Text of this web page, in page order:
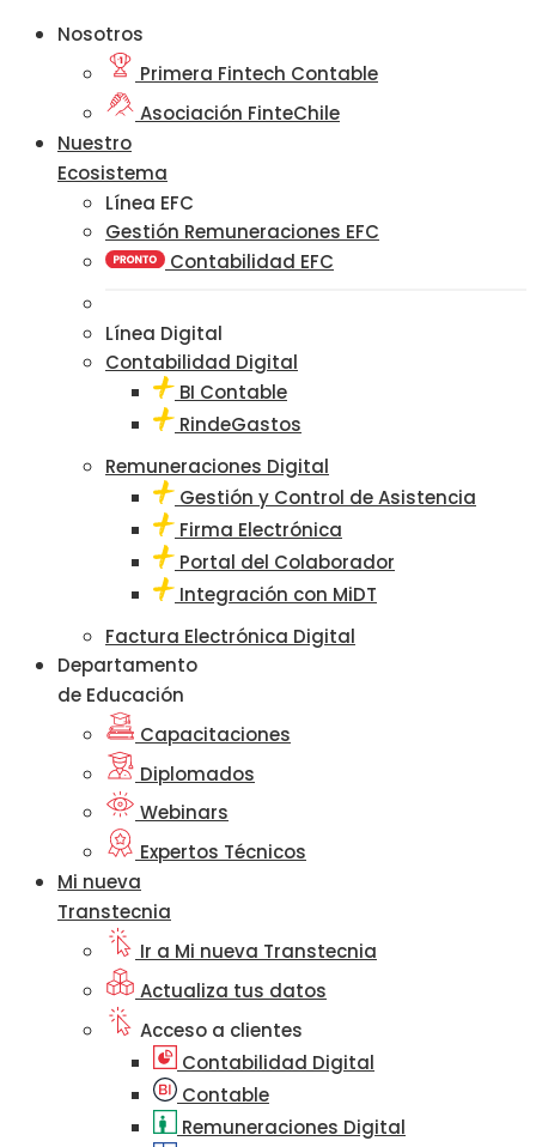
Nosotros
Primera Fintech Contable
Asociación FinteChile
Nuestro
Ecosistema
Línea EFC
Gestión Remuneraciones EFC
Contabilidad EFC
Línea Digital
Contabilidad Digital
BI Contable
RindeGastos
Remuneraciones Digital
Gestión y Control de Asistencia
Firma Electrónica
Portal del Colaborador
Integración con MiDT
Factura Electrónica Digital
Departamento
de Educación
Capacitaciones
Diplomados
Webinars
Expertos Técnicos
Mi nueva
Transtecnia
Ir a Mi nueva Transtecnia
Actualiza tus datos
Acceso a clientes
Contabilidad Digital
Contable
Remuneraciones Digital